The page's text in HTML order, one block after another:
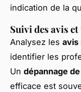
indication de la
Suivi des avis
Analysez les avis
identifier les
Un dépannage
efficace est